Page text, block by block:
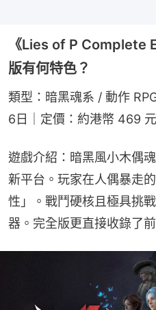
《Lies of P Complete
版有何特色？
類型：暗黑魂系 / 動作
6日｜定價：約港幣 469 元
遊戲介紹：暗黑風小木偶
新平台。玩家在人偶暴走
性」。戰鬥硬核且極具挑
器。完全版更直接收錄了